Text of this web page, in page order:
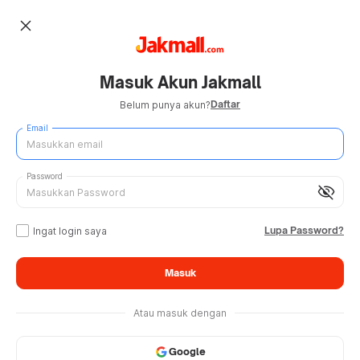
close
Masuk Akun Jakmall
Belum punya akun?Daftar
Email
visibility_off
Password
Ingat login saya Lupa Password?
Masuk
Atau masuk dengan
Google